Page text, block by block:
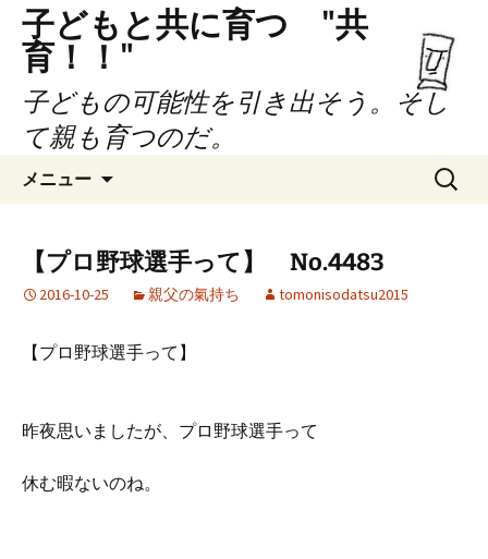
子どもと共に育つ "共
育！！"
子どもの可能性を引き出そう。そし
て親も育つのだ。
メニュー
ン
ツ
キ
検
索:
【プロ野球選手って】 No.4483
2016-10-25 親父の氣持ち tomonisodatsu2015
【プロ野球選手って】
昨夜思いましたが、プロ野球選手って
休む暇ないのね。